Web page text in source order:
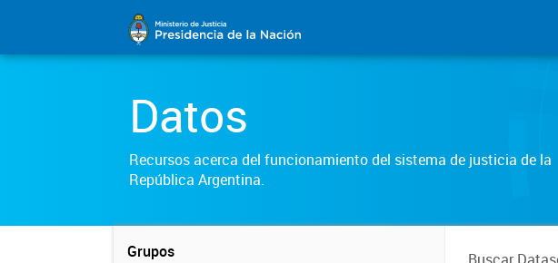
Datos
Recursos acerca del funcionamiento del sistema de justicia de la
República Argentina.
Grupos